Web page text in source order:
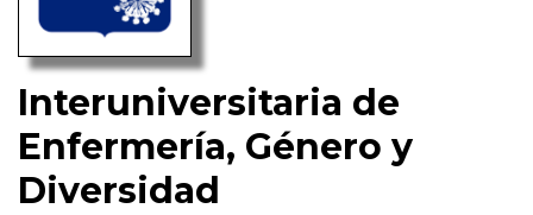
Interuniversitaria de
Enfermería, Género y
Diversidad